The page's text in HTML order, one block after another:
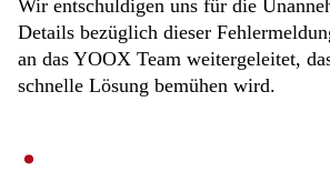
Wir entschuldigen uns für die
Details bezüglich dieser
an das YOOX Team weitergeleitet,
schnelle Lösung bemühen wird.